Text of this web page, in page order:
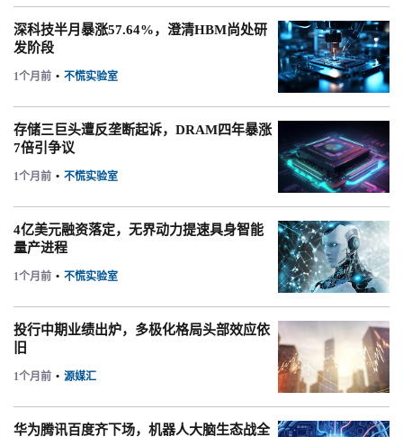
深科技半月暴涨57.64%，澄清HBM尚处研
发阶段
1个月前 • 不慌实验室
存储三巨头遭反垄断起诉，DRAM四年暴涨
7倍引争议
1个月前 • 不慌实验室
4亿美元融资落定，无界动力提速具身智能
量产进程
1个月前 • 不慌实验室
投行中期业绩出炉，多极化格局头部效应依
旧
1个月前 • 源媒汇
华为腾讯百度齐下场，机器人大脑生态战全